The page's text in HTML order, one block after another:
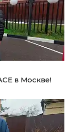
в Москве!